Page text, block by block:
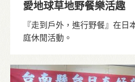
愛地球草地野餐樂活趣
『走到戶外，進行野餐』在日
庭休閒活動。